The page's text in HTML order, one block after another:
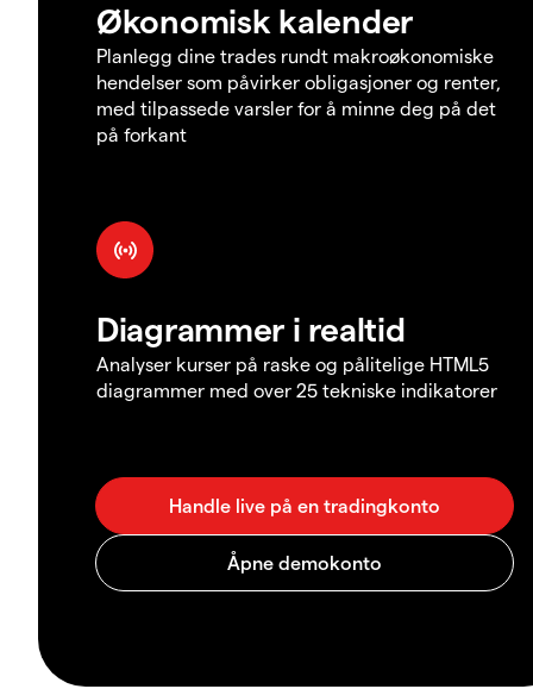
Økonomisk kalender
Planlegg dine trades rundt makroøkonomiske
hendelser som påvirker obligasjoner og renter,
med tilpassede varsler for å minne deg på det
på forkant
Diagrammer i realtid
Analyser kurser på raske og pålitelige HTML5
diagrammer med over 25 tekniske indikatorer